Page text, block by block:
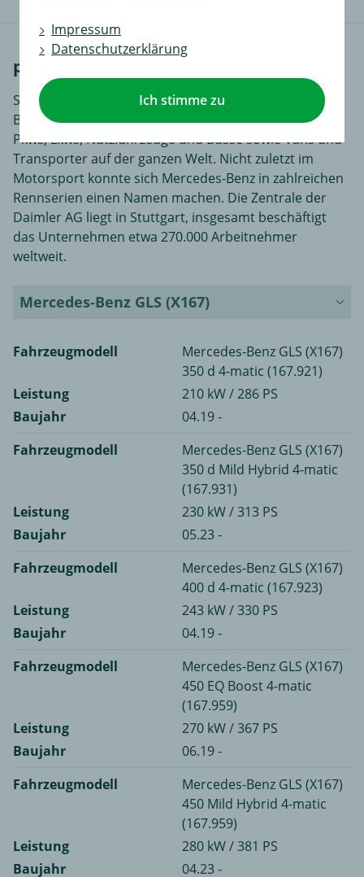
passende Fahrzeuge
Seit der Firmengründung 1926 vertreibt Mercedes-
Benz als eingetragene Handelsmarke der Daimler AG
Pkws, Lkws, Nutzfahrzeuge und Busse sowie Vans und
Transporter auf der ganzen Welt. Nicht zuletzt im
Motorsport konnte sich Mercedes-Benz in zahlreichen
Rennserien einen Namen machen. Die Zentrale der
Daimler AG liegt in Stuttgart, insgesamt beschäftigt
das Unternehmen etwa 270.000 Arbeitnehmer
weltweit.
Mercedes-Benz GLS (X167)
Fahrzeugmodell
Mercedes-Benz GLS (X167)
350 d 4-matic (167.921)
Leistung
210 kW / 286 PS
Baujahr
04.19 -
Fahrzeugmodell
Mercedes-Benz GLS (X167)
350 d Mild Hybrid 4-matic
(167.931)
Leistung
230 kW / 313 PS
Baujahr
05.23 -
Fahrzeugmodell
Mercedes-Benz GLS (X167)
400 d 4-matic (167.923)
Leistung
243 kW / 330 PS
Baujahr
04.19 -
Fahrzeugmodell
Mercedes-Benz GLS (X167)
450 EQ Boost 4-matic
(167.959)
Leistung
270 kW / 367 PS
Baujahr
06.19 -
Fahrzeugmodell
Mercedes-Benz GLS (X167)
450 Mild Hybrid 4-matic
(167.959)
Leistung
280 kW / 381 PS
Baujahr
04.23 -
Impressum
Datenschutzerklärung
Ich stimme zu